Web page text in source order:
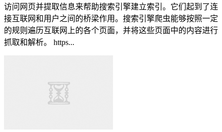
访问网页并提取信息来帮助搜索引擎建立索引。它们起到了连
接互联网和用户之间的桥梁作用。搜索引擎爬虫能够按照一定
的规则遍历互联网上的各个页面，并将这些页面中的内容进行
抓取和解析。 https...